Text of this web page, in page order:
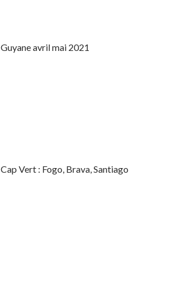
Guyane avril mai 2021
Cap Vert : Fogo, Brava, Santiago